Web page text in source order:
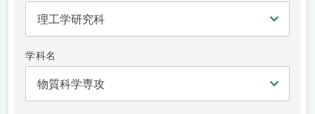
学科名